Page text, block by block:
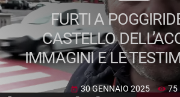
FURTI A
CASTELLO
IMMAGINI E LE
today 30 GENNAIO 2025 75